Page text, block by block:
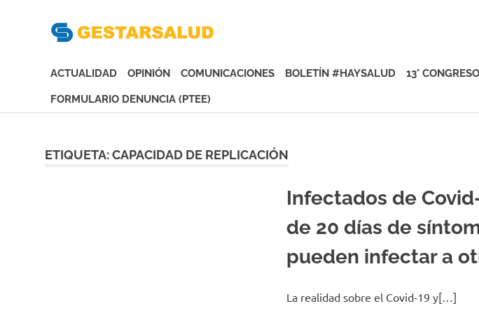
contenido
de
Gestoras
del
la
ACTUALIDAD OPINIÓN COMUNICACIONES BOLETÍN #HAYSALUD 13°
FORMULARIO DENUNCIA (PTEE)
ETIQUETA:CAPACIDAD DE REPLICACIÓN
Infectados de
de 20 días de
pueden infectar a
La realidad sobre el Covid-19 y[…]